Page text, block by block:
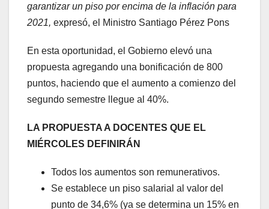
garantizar un piso por encima de la inflación para
2021, expresó, el Ministro Santiago Pérez Pons
En esta oportunidad, el Gobierno elevó una
propuesta agregando una bonificación de 800
puntos, haciendo que el aumento a comienzo del
segundo semestre llegue al 40%.
LA PROPUESTA A DOCENTES QUE EL
MIÉRCOLES DEFINIRÁN
Todos los aumentos son remunerativos.
Se establece un piso salarial al valor del
punto de 34,6% (ya se determina un 15% en